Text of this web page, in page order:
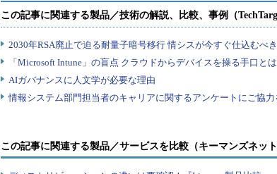
この記事に関連する製品／サービスを比較（キーマンズネット